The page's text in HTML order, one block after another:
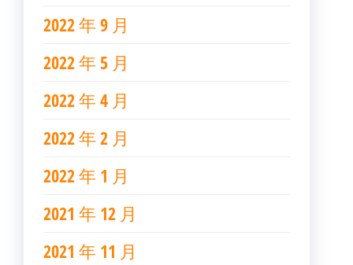
2022 年 9 月
2022 年 5 月
2022 年 4 月
2022 年 2 月
2022 年 1 月
2021 年 12 月
2021 年 11 月